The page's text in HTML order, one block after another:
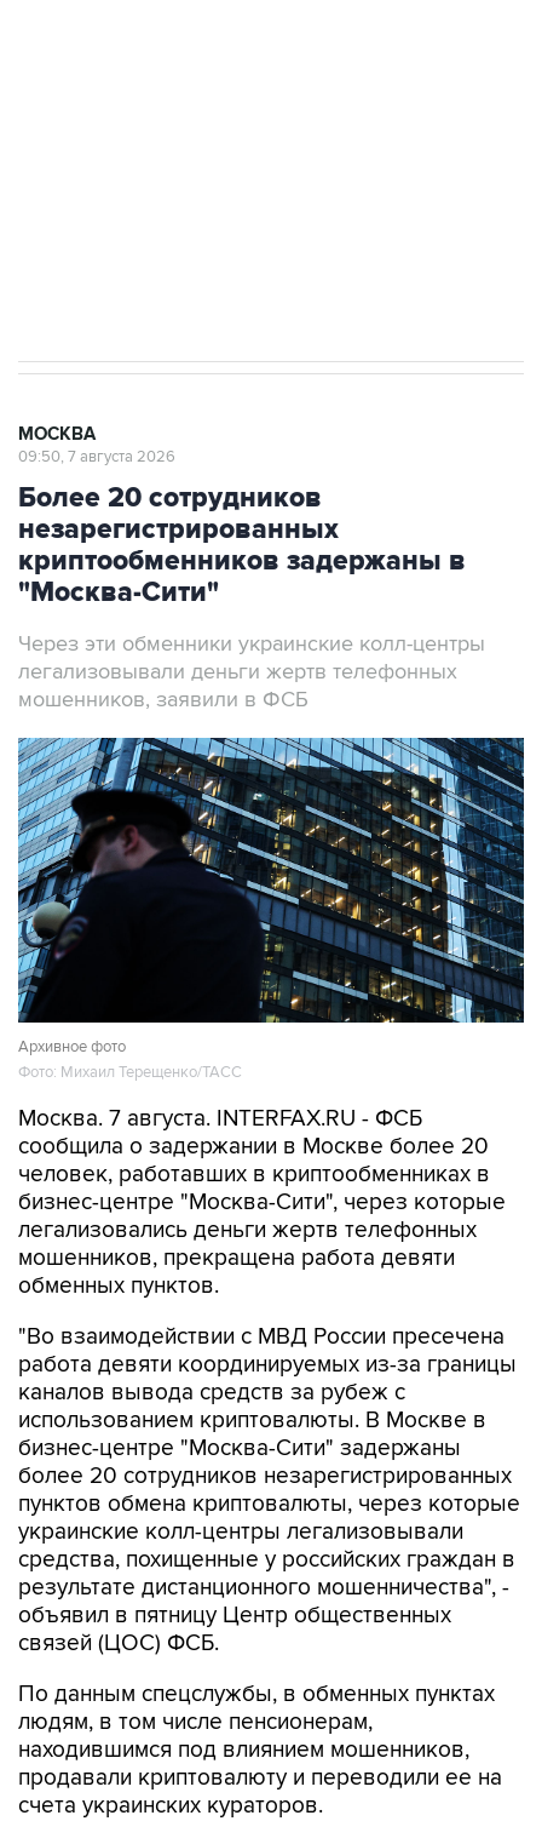
МОСКВА
09:50, 7 августа 2026
Более 20 сотрудников
незарегистрированных
криптообменников задержаны в
"Москва-Сити"
Через эти обменники украинские колл-центры
легализовывали деньги жертв телефонных
мошенников, заявили в ФСБ
Архивное фото
Фото: Михаил Терещенко/ТАСС
Москва. 7 августа. INTERFAX.RU - ФСБ
сообщила о задержании в Москве более 20
человек, работавших в криптообменниках в
бизнес-центре "Москва-Сити", через которые
легализовались деньги жертв телефонных
мошенников, прекращена работа девяти
обменных пунктов.
"Во взаимодействии с МВД России пресечена
работа девяти координируемых из-за границы
каналов вывода средств за рубеж с
использованием криптовалюты. В Москве в
бизнес-центре "Москва-Сити" задержаны
более 20 сотрудников незарегистрированных
пунктов обмена криптовалюты, через которые
украинские колл-центры легализовывали
средства, похищенные у российских граждан в
результате дистанционного мошенничества", -
объявил в пятницу Центр общественных
связей (ЦОС) ФСБ.
По данным спецслужбы, в обменных пунктах
людям, в том числе пенсионерам,
находившимся под влиянием мошенников,
продавали криптовалюту и переводили ее на
счета украинских кураторов.